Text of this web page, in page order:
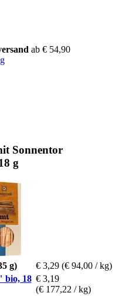
ab € 54,90
Sonnentor
g
g) € 3,29 (€ 94,00 / kg)
bio, 18 € 3,19
(€ 177,22 / kg)